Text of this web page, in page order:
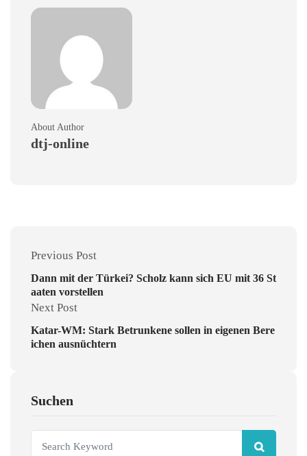
About Author
dtj-online
Previous Post
Dann mit der Türkei? Scholz kann sich EU mit 36 St
aaten vorstellen
Next Post
Katar-WM: Stark Betrunkene sollen in eigenen Bere
ichen ausnüchtern
Suchen